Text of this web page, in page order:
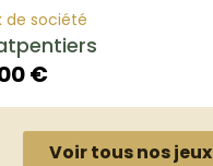
de société
€
Voir tous nos jeux